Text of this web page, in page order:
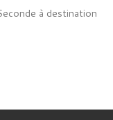
à destination